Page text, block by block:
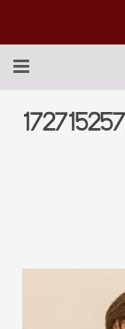
EEU-Ს ᲨᲔᲡᲐᲮᲔᲑ
ᲑᲘᲑᲚᲘᲝᲗᲔᲙᲐ
ᲡᲢᲣᲓᲔᲜᲢᲣᲠᲘ